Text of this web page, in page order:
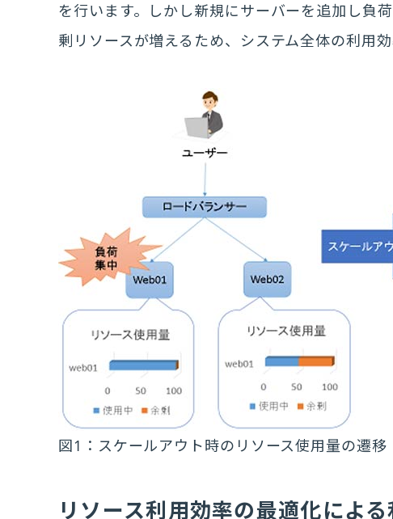
を行います。しかし新規にサーバーを追加し負
剰リソースが増えるため、システム全体の利用
図1：スケールアウト時のリソース使用量の遷移
リソース利用効率の最適化によ